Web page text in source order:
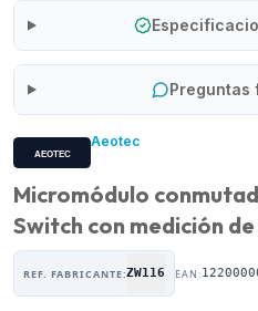
Preguntas
Aeotec
Micromódulo
Switch con medición
REF. FABRICANTE:ZW116 EAN: